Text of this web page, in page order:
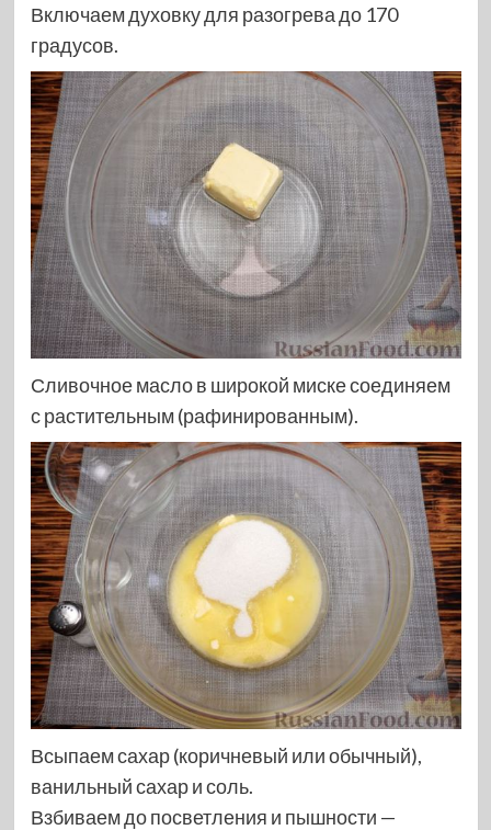
Включаем духовку для разогрева до 170
градусов.
Сливочное масло в широкой миске соединяем
с растительным (рафинированным).
Всыпаем сахар (коричневый или обычный),
ванильный сахар и соль.
Взбиваем до посветления и пышности —